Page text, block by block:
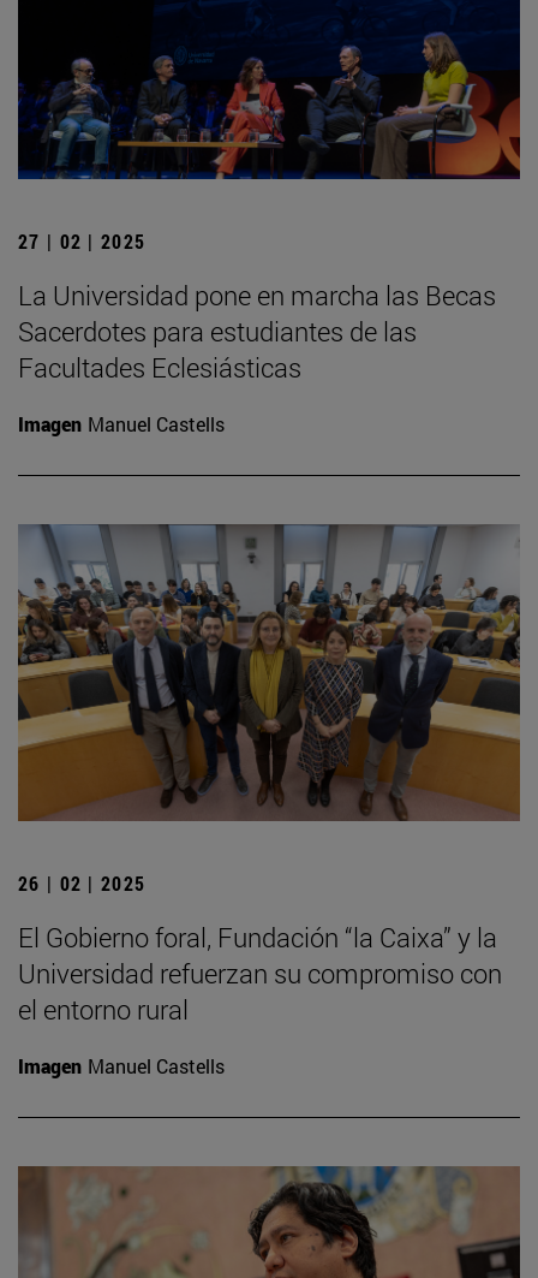
27 | 02 | 2025
La Universidad pone en marcha las Becas
Sacerdotes para estudiantes de las
Facultades Eclesiásticas
Imagen Manuel Castells
26 | 02 | 2025
El Gobierno foral, Fundación “la Caixa” y la
Universidad refuerzan su compromiso con
el entorno rural
Imagen Manuel Castells